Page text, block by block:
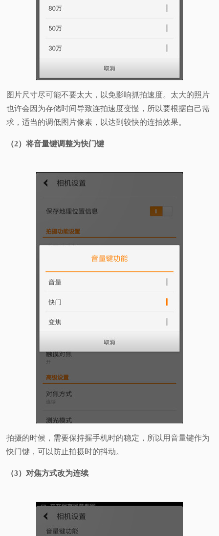
图片尺寸尽可能不要太大，以免影响抓拍速度。太大的照片
也许会因为存储时间导致连拍速度变慢，所以要根据自己需
求，适当的调低图片像素，以达到较快的连拍效果。
（2）将音量键调整为快门键
拍摄的时候，需要保持握手机时的稳定，所以用音量键作为
快门键，可以防止拍摄时的抖动。
（3）对焦方式改为连续